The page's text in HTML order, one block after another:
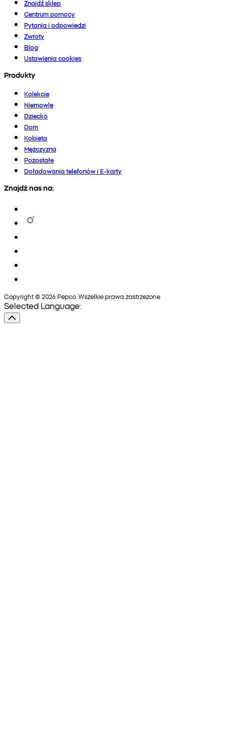
Znajdź sklep
Centrum pomocy
Pytania i odpowiedzi
Zwroty
Blog
Ustawienia cookies
Produkty
Kolekcje
Niemowlę
Dziecko
Dom
Kobieta
Mężczyzna
Pozostałe
Doładowania telefonów i E-karty
Znajdź nas na:
Copyright © 2026 Pepco. Wszelkie prawa zastrzeżone
Selected Language: